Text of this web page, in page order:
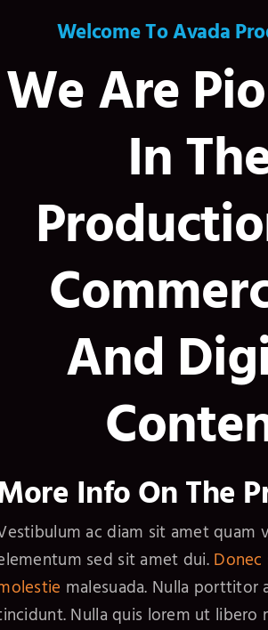
Welcome To Avada
We Are
In
And
Info On The
ac diam sit amet quam
sed sit amet dui.
malesuada. Nulla porttitor
Nulla quis lorem ut libero